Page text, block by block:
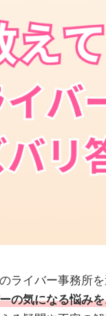
ライバー事務所
の気になる悩み